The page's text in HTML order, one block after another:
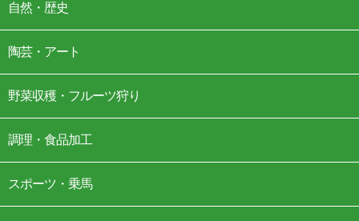
自然・歴史
陶芸・アート
野菜収穫・フルーツ狩り
調理・食品加工
スポーツ・乗馬